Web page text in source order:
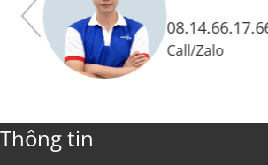
08.14.66.17.66
Call/Zalo
Thông tin